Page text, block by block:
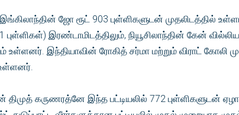
ஜோ ரூட் 903 புள்ளிகளுடன் முதலிடத்தில்
இரண்டாமிடத்திலும், நியூசிலாந்தின் கேன்
உள்ளனர். இந்தியாவின் ரோகித் சர்மா மற்றும் விராட் கோலி
கருணரத்னே இந்த பட்டியலில் 772 புள்ளிகளுடன்